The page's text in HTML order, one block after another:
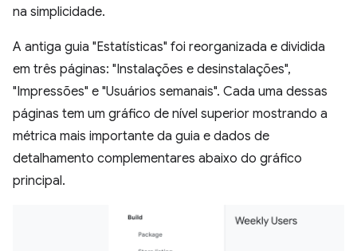
na simplicidade.
A antiga guia "Estatísticas" foi reorganizada e dividida
em três páginas: "Instalações e desinstalações",
"Impressões" e "Usuários semanais". Cada uma dessas
páginas tem um gráfico de nível superior mostrando a
métrica mais importante da guia e dados de
detalhamento complementares abaixo do gráfico
principal.